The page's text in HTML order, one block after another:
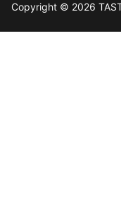
Copyright © 2026